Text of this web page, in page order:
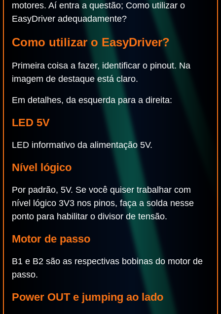
motores. Aí entra a questão; Como utilizar o
EasyDriver adequadamente?
Como utilizar o EasyDriver?
Primeira coisa a fazer, identificar o pinout. Na
imagem de destaque está claro.
Em detalhes, da esquerda para a direita:
LED 5V
LED informativo da alimentação 5V.
Nível lógico
Por padrão, 5V. Se você quiser trabalhar com
nível lógico 3V3 nos pinos, faça a solda nesse
ponto para habilitar o divisor de tensão.
Motor de passo
B1 e B2 são as respectivas bobinas do motor de
passo.
Power OUT e jumping ao lado